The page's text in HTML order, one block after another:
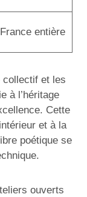
France entière
collectif et les
à l’héritage
Cette
et à la
poétique se
ouverts